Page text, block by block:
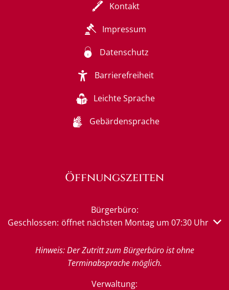
Kontakt
Impressum
Datenschutz
Barrierefreiheit
Leichte Sprache
Gebärdensprache
Öffnungszeiten
Bürgerbüro:
Klicken, um weitere Öffnungs- oder Schließzeiten
Geschlossen: öffnet nächsten Montag um 07:30 Uhr
Hinweis: Der Zutritt zum Bürgerbüro ist ohne
Terminabsprache möglich.
Verwaltung: